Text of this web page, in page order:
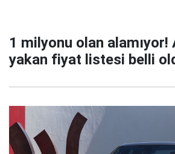
1 milyonu olan alamıyor!
yakan fiyat listesi belli